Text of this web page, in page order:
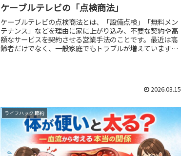
ケーブルテレビの「点検商法」
ケーブルテレビの点検商法とは、「設備点検」「無料メン
テナンス」などを理由に家に上がり込み、不要な契約や高
額なサービスを契約させる営業手法のことです。最近は高
齢者だけでなく、一般家庭でもトラブルが増えています。
2026.03.15
ライフハック 節約